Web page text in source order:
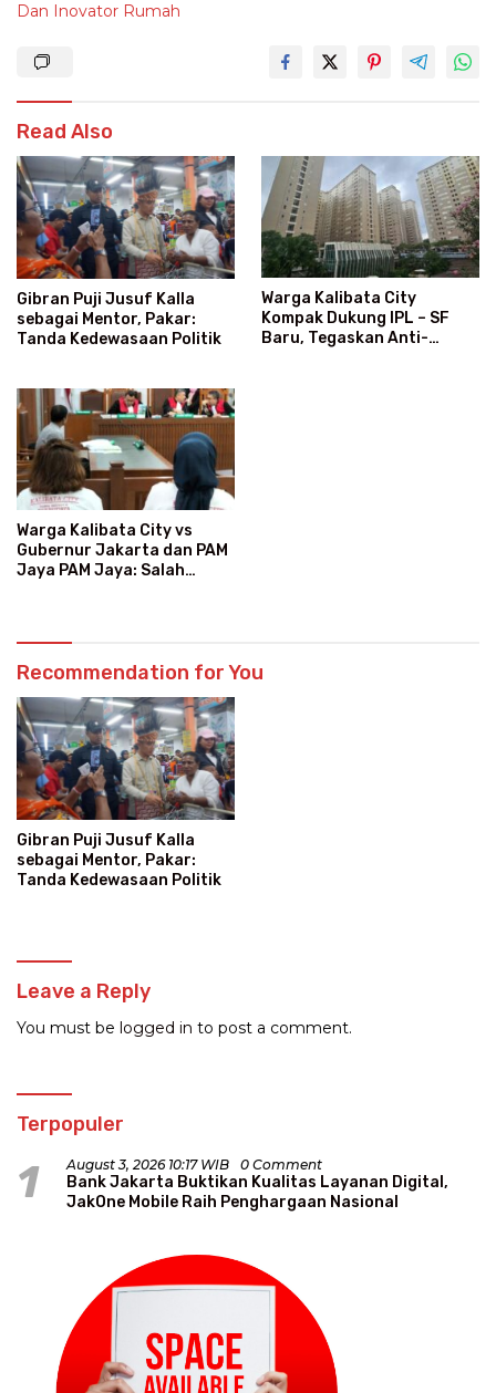
Dan Inovator Rumah
Read Also
Gibran Puji Jusuf Kalla
sebagai Mentor, Pakar:
Tanda Kedewasaan Politik
Warga Kalibata City
Kompak Dukung IPL – SF
Baru, Tegaskan Anti-
Warga Kalibata City vs
Gubernur Jakarta dan PAM
Jaya PAM Jaya: Salah
Recommendation for You
Gibran Puji Jusuf Kalla
sebagai Mentor, Pakar:
Tanda Kedewasaan Politik
Leave a Reply
You must be logged in to post a comment.
Terpopuler
1 August 3, 2026 10:17 WIB 0 Comment
Bank Jakarta Buktikan Kualitas Layanan Digital,
JakOne Mobile Raih Penghargaan Nasional